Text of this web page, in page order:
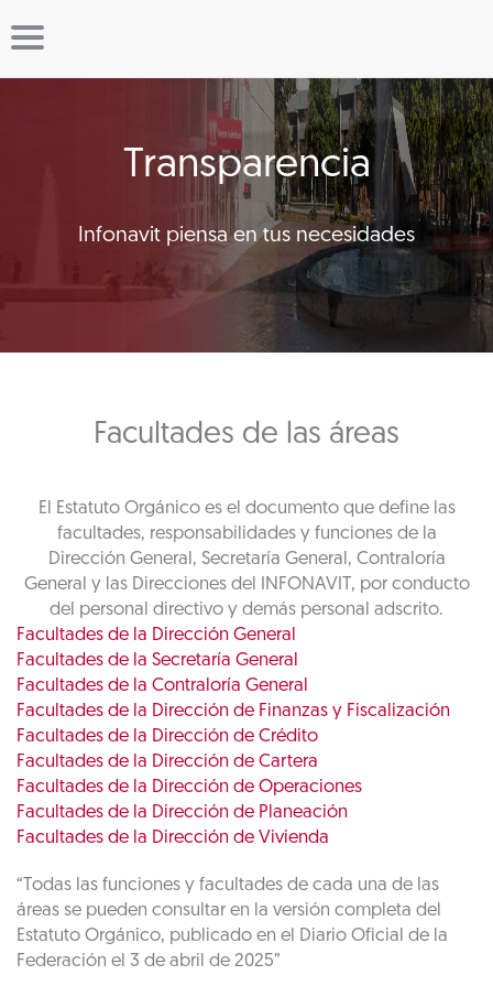
Transparencia
Infonavit piensa en tus necesidades
Facultades de las áreas
El Estatuto Orgánico es el documento que define las
facultades, responsabilidades y funciones de la
Dirección General, Secretaría General, Contraloría
General y las Direcciones del INFONAVIT, por conducto
del personal directivo y demás personal adscrito.
Facultades de la Dirección General
Facultades de la Secretaría General
Facultades de la Contraloría General
Facultades de la Dirección de Finanzas y Fiscalización
Facultades de la Dirección de Crédito
Facultades de la Dirección de Cartera
Facultades de la Dirección de Operaciones
Facultades de la Dirección de Planeación
Facultades de la Dirección de Vivienda
“Todas las funciones y facultades de cada una de las
áreas se pueden consultar en la versión completa del
Estatuto Orgánico, publicado en el Diario Oficial de la
Federación el 3 de abril de 2025”